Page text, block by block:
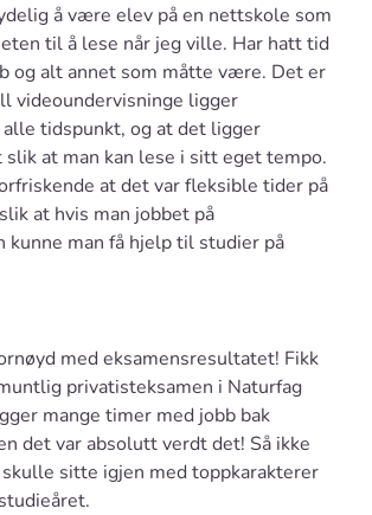
å være elev på en nettskole som
til å lese når jeg ville. Har hatt tid
og alt annet som måtte være. Det er
videoundervisninge ligger
tidspunkt, og at det ligger
slik at man kan lese i sitt eget tempo.
at det var fleksible tider på
at hvis man jobbet på
kunne man få hjelp til studier på
med eksamensresultatet! Fikk
privatisteksamen i Naturfag
mange timer med jobb bak
det var absolutt verdt det! Så ikke
sitte igjen med toppkarakterer